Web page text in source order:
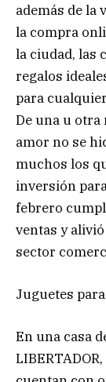
además de la
la compra
la ciudad, las
regalos
para
De una u otra
amor no se
muchos los
inversión
febrero
ventas y
sector
Juguetes
En una casa